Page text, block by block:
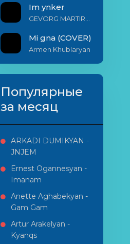
Im ynker
Mi gna (COVER)
Armen Khublaryan
Популярные
за месяц
ARKADI DUMIKYAN -
JNJEM
Ernest Ogannesyan -
Imanam
Anette Aghabekyan -
Gam Gam
Artur Arakelyan -
Kyanqs